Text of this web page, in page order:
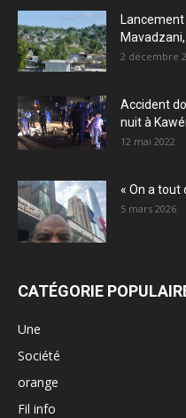
Mavadzani,
2 décembre
Accident
nuit à
12 mai 2022
« On a tout
5 mars 2026
CATÉGORIE
Une
Société
orange
Fil info